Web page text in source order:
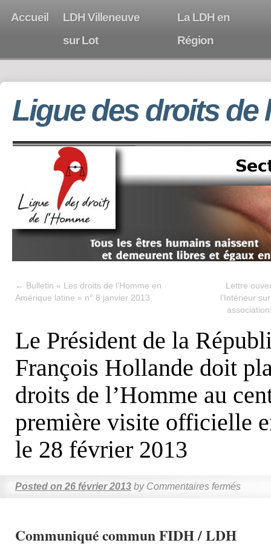
Accueil
LDH Villeneuve
sur Lot
La LDH en
Région
Ligue des droits de
← Bulletin « Les droits de l’Homme en
Amérique latine » n° 8 janvier 2013
Lettre
l’Intérieur
Le Président de la
François Hollande doit
droits de l’Homme au
première visite officielle
le 28 février 2013
Posted on 26 février 2013 by Commentaires fermés
Communiqué commun FIDH / LDH